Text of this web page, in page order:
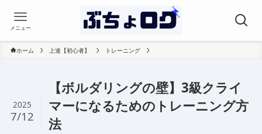
メニュー
ホーム 上達【初心者】 トレーニング
【ボルダリングの壁】3級クライ
マーになるためのトレーニング方
法
2025
7/12